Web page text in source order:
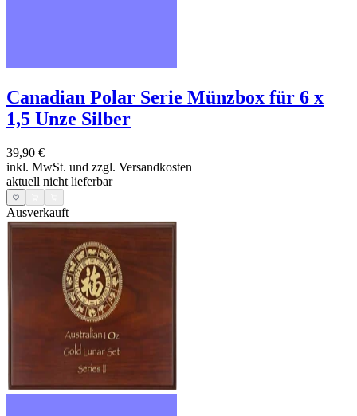
Canadian Polar Serie Münzbox für 6 x
1,5 Unze Silber
39,90 €
inkl. MwSt. und zzgl. Versandkosten
aktuell nicht lieferbar
Ausverkauft